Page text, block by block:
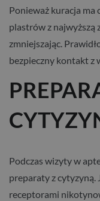
Ponieważ kuracja ma
plastrów z najwyższą
zmniejszając.
bezpieczny kontakt z
Podczas wizyty w
preparaty z cytyzyną.
receptorami